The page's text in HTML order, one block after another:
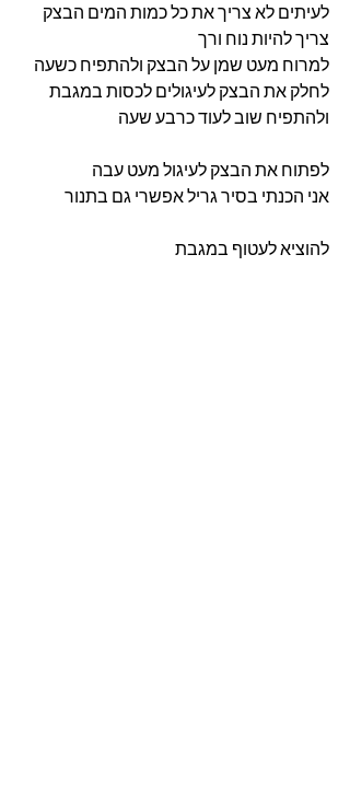
לעיתים לא צריך את כל כמות המים הבצק
צריך להיות נוח ורך
למרוח מעט שמן על הבצק ולהתפיח כשעה
לחלק את הבצק לעיגולים לכסות במגבת
ולהתפיח שוב לעוד כרבע שעה
לפתוח את הבצק לעיגול מעט עבה
אני הכנתי בסיר גריל אפשרי גם בתנור
להוציא לעטוף במגבת